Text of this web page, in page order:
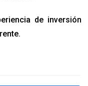
numerosas
los inversores.
de inversión